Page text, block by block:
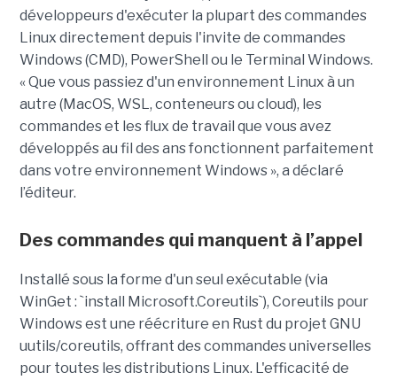
développeurs d'exécuter la plupart des commandes
Linux directement depuis l'invite de commandes
Windows (CMD), PowerShell ou le Terminal Windows.
« Que vous passiez d'un environnement Linux à un
autre (MacOS, WSL, conteneurs ou cloud), les
commandes et les flux de travail que vous avez
développés au fil des ans fonctionnent parfaitement
dans votre environnement Windows », a déclaré
l’éditeur.
Des commandes qui manquent à l’appel
Installé sous la forme d'un seul exécutable (via
WinGet : `install Microsoft.Coreutils`), Coreutils pour
Windows est une réécriture en Rust du projet GNU
uutils/coreutils, offrant des commandes universelles
pour toutes les distributions Linux. L'efficacité de